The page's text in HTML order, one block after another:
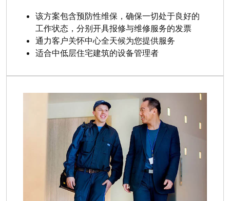
该方案包含预防性维保，确保一切处于良好的
工作状态，分别开具报修与维修服务的发票
通力客户关怀中心全天候为您提供服务
适合中低层住宅建筑的设备管理者